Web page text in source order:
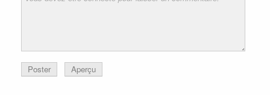
Poster Aperçu